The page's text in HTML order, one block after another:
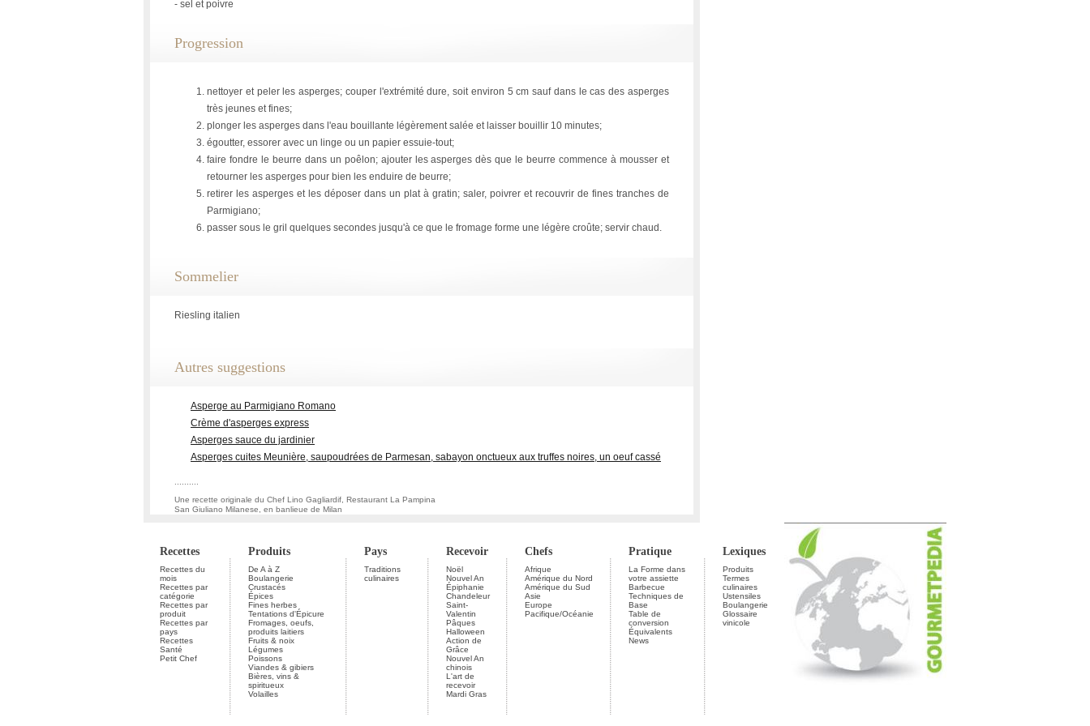
- sel et poivre
Progression
nettoyer et peler les asperges; couper l'extrémité dure, soit environ 5 cm sauf dans le cas des asperges
très jeunes et fines;
plonger les asperges dans l'eau bouillante légèrement salée et laisser bouillir 10 minutes;
égoutter, essorer avec un linge ou un papier essuie-tout;
faire fondre le beurre dans un poêlon; ajouter les asperges dès que le beurre commence à mousser et
retourner les asperges pour bien les enduire de beurre;
retirer les asperges et les déposer dans un plat à gratin; saler, poivrer et recouvrir de fines tranches de
Parmigiano;
passer sous le gril quelques secondes jusqu'à ce que le fromage forme une légère croûte; servir chaud.
Sommelier
Riesling italien
Autres suggestions
Asperge au Parmigiano Romano
Crème d'asperges express
Asperges sauce du jardinier
Asperges cuites Meunière, saupoudrées de Parmesan, sabayon onctueux aux truffes noires, un oeuf cassé
Une recette originale du Chef Lino Gagliardif, Restaurant La Pampina
San Giuliano Milanese, en banlieue de Milan
Recettes Produits Pays Recevoir Chefs Pratique Lexiques
Recettes du
mois
Recettes par
catégorie
Recettes par
produit
Recettes par
pays
Recettes
Santé
Petit Chef
De A à Z
Boulangerie
Crustacés
Épices
Fines herbes
Tentations d'Épicure
Fromages, oeufs,
produits laitiers
Fruits & noix
Légumes
Poissons
Viandes & gibiers
Bières, vins &
spiritueux
Volailles
Traditions
culinaires
Noël
Nouvel An
Épiphanie
Chandeleur
Saint-
Valentin
Pâques
Halloween
Action de
Grâce
Nouvel An
chinois
L'art de
recevoir
Mardi Gras
Afrique
Amérique du Nord
Amérique du Sud
Asie
Europe
Pacifique/Océanie
La Forme dans
votre assiette
Barbecue
Techniques de
Base
Table de
conversion
Équivalents
News
Produits
Termes
culinaires
Ustensiles
Boulangerie
Glossaire
vinicole